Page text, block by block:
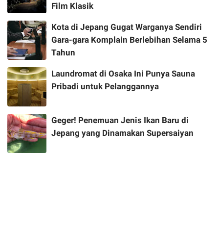
Film Klasik
Kota di Jepang Gugat Warganya Sendiri
Gara-gara Komplain Berlebihan Selama 5
Tahun
Laundromat di Osaka Ini Punya Sauna
Pribadi untuk Pelanggannya
Geger! Penemuan Jenis Ikan Baru di
Jepang yang Dinamakan Supersaiyan